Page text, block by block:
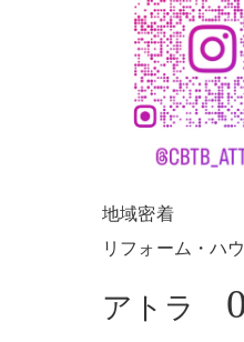
地域密着
リフォーム・ハ
アトラ